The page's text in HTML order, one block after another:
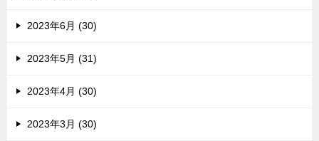
2023年6月 (30)
2023年5月 (31)
2023年4月 (30)
2023年3月 (30)